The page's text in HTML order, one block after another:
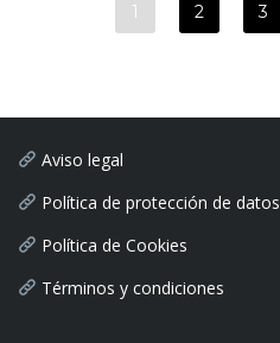
1 2 3
Aviso legal
Política de protección de datos
Política de Cookies
Términos y condiciones